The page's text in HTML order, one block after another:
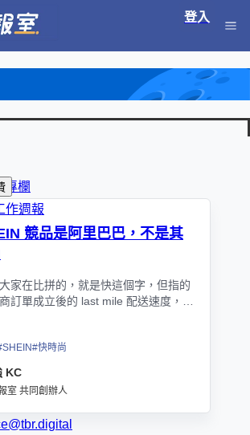
登入
專欄
作週報
競品是阿里巴巴，不是其
家在比拼的，就是快這個字，但指的
訂單成立後的 last mile 配送速度，而
SHEIN#快時尚
KC
室 共同創辦人